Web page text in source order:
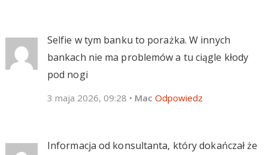
Selfie w tym banku to porażka. W innych
bankach nie ma problemów a tu ciągle kłody
pod nogi
3 maja 2026, 09:28 • Mac Odpowiedz
Informacja od konsultanta, który dokańczał że